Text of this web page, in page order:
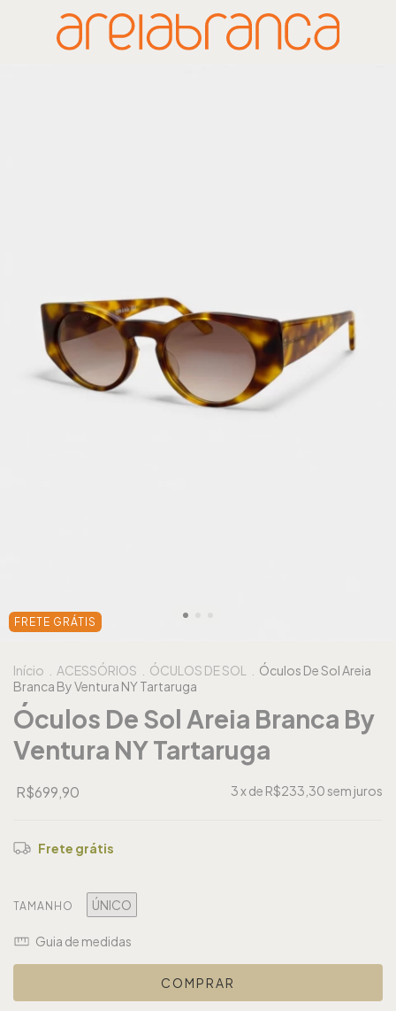
FRETE GRÁTIS
Início ACESSÓRIOS ÓCULOS DE SOL
Óculos De Sol Areia
Branca By Ventura NY Tartaruga
Óculos De Sol Areia Branca By
Ventura NY Tartaruga
R$699,90 3x de R$233,30 sem juros
Frete grátis
TAMANHO ÚNICO
Guia de medidas